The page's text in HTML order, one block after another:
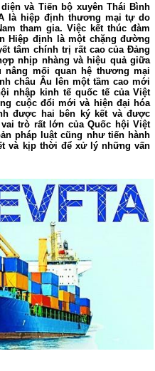
và Tiến bộ xuyên Thái Bình
là hiệp định thương mại tự do
tham gia. Việc kết thúc đàm
Hiệp định là một chặng đường
tâm chính trị rất cao của Đảng
nhịp nhàng và hiệu quả giữa
nâng mối quan hệ thương mại
châu Âu lên một tầm cao mới
nhập kinh tế quốc tế của Việt
cuộc đổi mới và hiện đại hóa
được hai bên ký kết và được
trò rất lớn của Quốc hội Việt
pháp luật cũng như tiến hành
và kịp thời để xử lý những vấn